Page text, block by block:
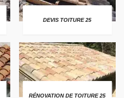
DEVIS TOITURE 25
RÉNOVATION DE TOITURE 25